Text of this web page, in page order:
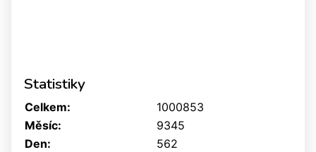
Statistiky
Celkem:
1000853
Měsíc:
9345
Den:
562